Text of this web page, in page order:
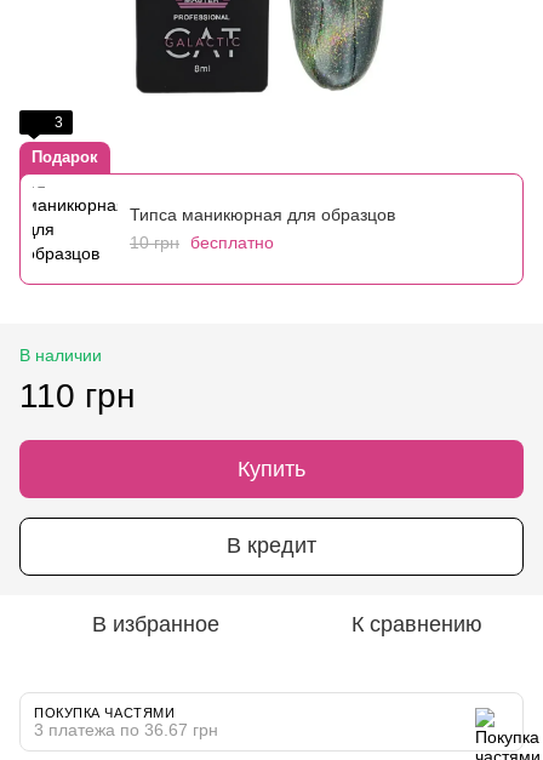
3
Подарок
Типса маникюрная для образцов
10 грн бесплатно
В наличии
110 грн
Купить
В кредит
В избранное К сравнению
ПОКУПКА ЧАСТЯМИ
3 платежа по 36.67 грн